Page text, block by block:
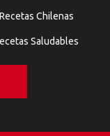
Recetas Chilenas
Saludables